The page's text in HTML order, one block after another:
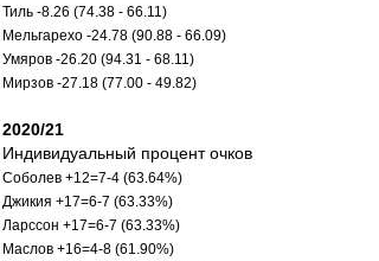
Тиль -8.26 (74.38 - 66.11)
Мельгарехо -24.78 (90.88 - 66.09)
Умяров -26.20 (94.31 - 68.11)
Мирзов -27.18 (77.00 - 49.82)
2020/21
Индивидуальный процент очков
Соболев +12=7-4 (63.64%)
Джикия +17=6-7 (63.33%)
Ларссон +17=6-7 (63.33%)
Маслов +16=4-8 (61.90%)